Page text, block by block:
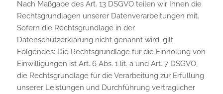
Nach Maßgabe des Art. 13 DSGVO teilen wir Ihnen die
Rechtsgrundlagen unserer Datenverarbeitungen mit.
Sofern die Rechtsgrundlage in der
Datenschutzerklärung nicht genannt wird, gilt
Folgendes: Die Rechtsgrundlage für die Einholung von
Einwilligungen ist Art. 6 Abs. 1 lit. a und Art. 7 DSGVO,
die Rechtsgrundlage für die Verarbeitung zur Erfüllung
unserer Leistungen und Durchführung vertraglicher